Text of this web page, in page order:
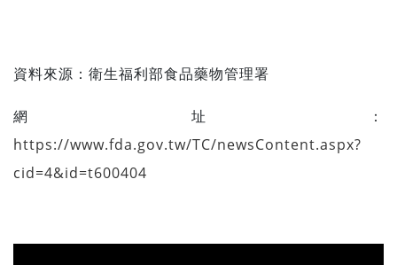
資料來源： 衛生福利部食品藥物管理署
網址：
https://www.fda.gov.tw/TC/newsContent.aspx?
cid=4&id=t600404